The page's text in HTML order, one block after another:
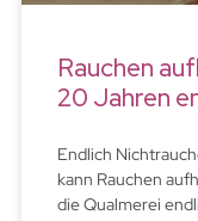
Rauchen
20 Jahren
Endlich
kann Rauchen
die Qualmerei